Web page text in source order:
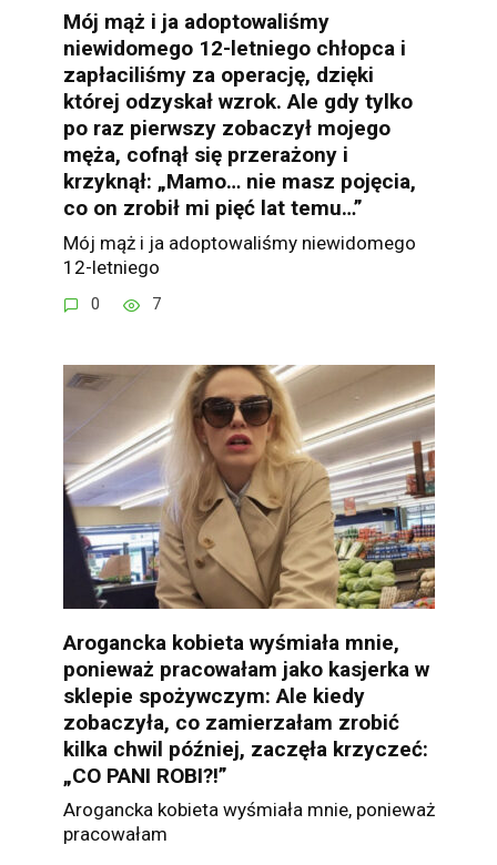
Mój mąż i ja adoptowaliśmy
niewidomego 12-letniego chłopca i
zapłaciliśmy za operację, dzięki
której odzyskał wzrok. Ale gdy tylko
po raz pierwszy zobaczył mojego
męża, cofnął się przerażony i
krzyknął: „Mamo… nie masz pojęcia,
co on zrobił mi pięć lat temu…”
Mój mąż i ja adoptowaliśmy niewidomego
12-letniego
0 7
Arogancka kobieta wyśmiała mnie,
ponieważ pracowałam jako kasjerka w
sklepie spożywczym: Ale kiedy
zobaczyła, co zamierzałam zrobić
kilka chwil później, zaczęła krzyczeć:
„CO PANI ROBI?!”
Arogancka kobieta wyśmiała mnie, ponieważ
pracowałam